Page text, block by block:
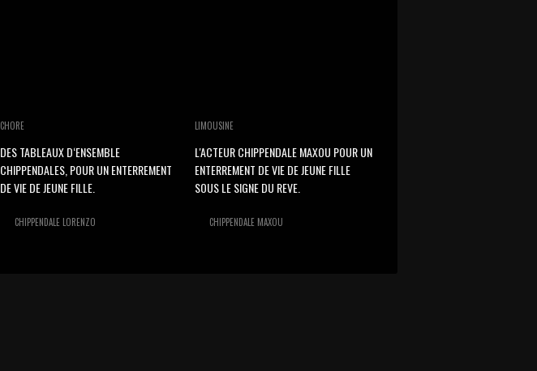
CHORE
DES TABLEAUX D‘ENSEMBLE
CHIPPENDALES, POUR UN ENTERREMENT
DE VIE DE JEUNE FILLE.
CHIPPENDALE LORENZO
LIMOUSINE
L'ACTEUR CHIPPENDALE MAXOU POUR UN
ENTERREMENT DE VIE DE JEUNE FILLE
SOUS LE SIGNE DU REVE.
CHIPPENDALE MAXOU